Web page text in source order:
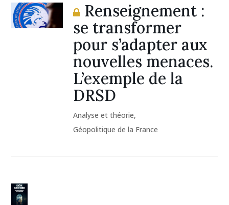
Renseignement :
se transformer
pour s’adapter aux
nouvelles menaces.
L’exemple de la
DRSD
Analyse et théorie,
Géopolitique de la France